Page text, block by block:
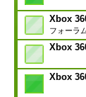
Xbox
フォーラ
Xbox
Xbox